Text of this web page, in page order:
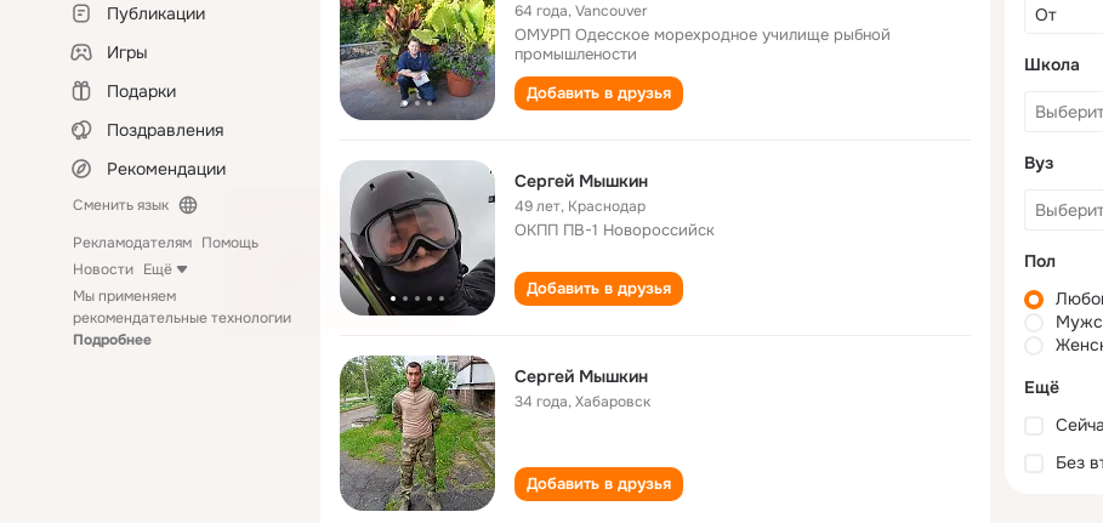
Публикации
Игры
Подарки
Поздравления
Рекомендации
Сменить язык
Рекламодателям Помощь
Новости Ещё
Мы применяем
рекомендательные технологии
Подробнее
64 года,Vancouver
OМУРП Одесское морехродное училище рыбной
промышлености
Добавить в друзья
Сергей Мышкин
49 лет, Краснодар
ОКПП ПВ-1 Новороссийск
Добавить в друзья
Сергей Мышкин
34 года,Хабаровск
Добавить в друзья
Школа
Вуз
Пол
Ещё
Без